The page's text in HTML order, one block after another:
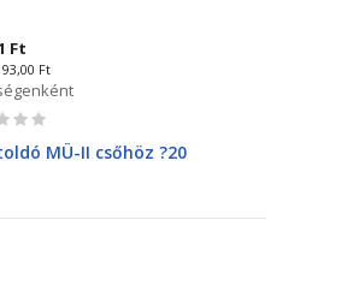
Ft
93,00 Ft
MÜ-II csőhöz ?20